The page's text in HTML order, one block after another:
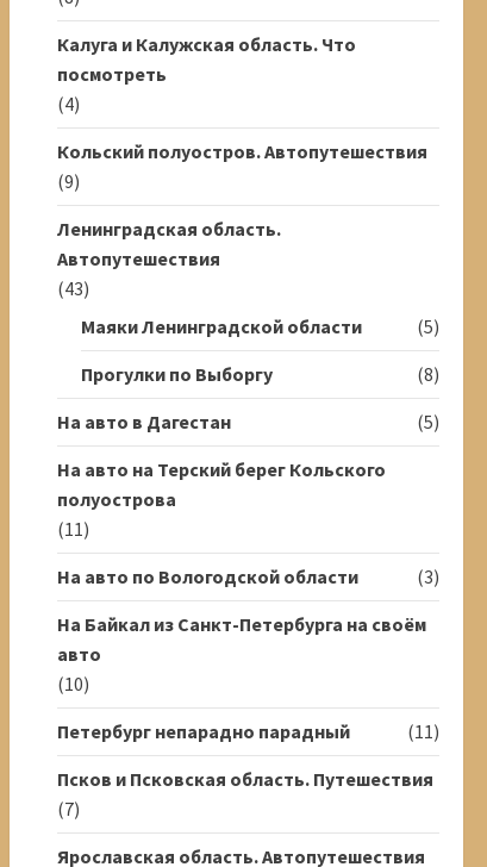
Калуга и Калужская область. Что
посмотреть
(4)
Кольский полуостров. Автопутешествия
(9)
Ленинградская область.
Автопутешествия
(43)
Маяки Ленинградской области
(5)
Прогулки по Выборгу
(8)
На авто в Дагестан
(5)
На авто на Терский берег Кольского
полуострова
(11)
На авто по Вологодской области
(3)
На Байкал из Санкт-Петербурга на своём
авто
(10)
Петербург непарадно парадный
(11)
Псков и Псковская область. Путешествия
(7)
Ярославская область. Автопутешествия